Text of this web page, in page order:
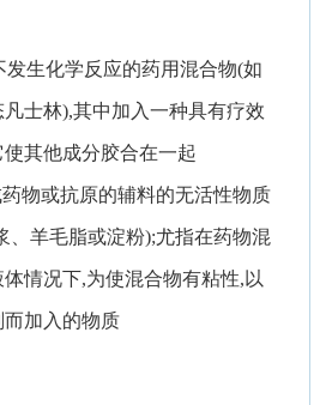
发生化学反应的药用混合物(如
士林),其中加入一种具有疗效
其他成分胶合在一起
药物或抗原的辅料的无活性物质
、羊毛脂或淀粉);尤指在药物混
情况下,为使混合物有粘性,以
加入的物质